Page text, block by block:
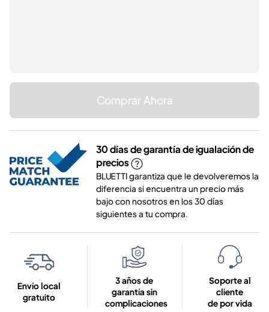
Comprar Ahora
30 días de garantía de igualación de
precios
BLUETTI garantiza que le devolveremos la
diferencia si encuentra un precio más
bajo con nosotros en los 30 días
siguientes a tu compra.
Envío local
gratuito
3 años de
garantía sin
complicaciones
Soporte al
cliente
de por vida